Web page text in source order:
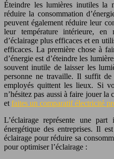
Éteindre les lumières inutiles la
réduire la consommation
peuvent également réduire leur
leur température intérieure, en
d’éclairage plus efficaces et en
efficaces. La première chose à
d’énergie est d’éteindre les
souvent inutile de laisser les
personne ne travaille. Il suffit de
employés quittent les lieux. Si
n’hésitez pas aussi à faire jouer la
et faites un comparatif électricité
L’éclairage représente une
énergétique des entreprises. Il
éclairage pour réduire sa
pour optimiser l’éclairage :